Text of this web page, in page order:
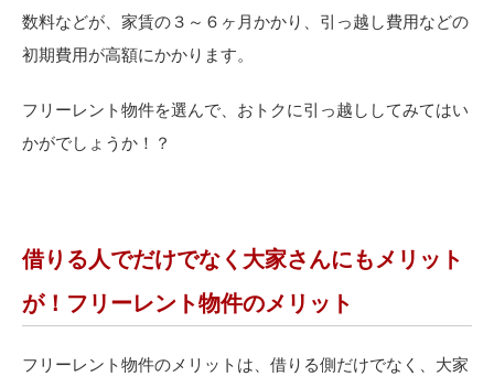
数料などが、家賃の３～６ヶ月かかり、引っ越し費用などの
初期費用が高額にかかります。
フリーレント物件を選んで、おトクに引っ越ししてみてはい
かがでしょうか！？
借りる人でだけでなく大家さんにもメリット
が！フリーレント物件のメリット
フリーレント物件のメリットは、借りる側だけでなく、大家